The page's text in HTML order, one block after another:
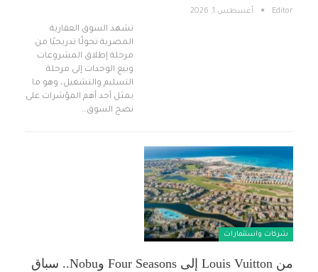
Editor أغسطس 1, 2026
تشهد السوق العقارية
المصرية تحولًا تدريجيًا من
مرحلة إطلاق المشروعات
وبيع الوحدات إلى مرحلة
التسليم والتشغيل، وهو ما
يمثل أحد أهم المؤشرات على
نضج السوق…
شركات واستثمارات
من Louis Vuitton إلى Four Seasons وNobu.. سباق